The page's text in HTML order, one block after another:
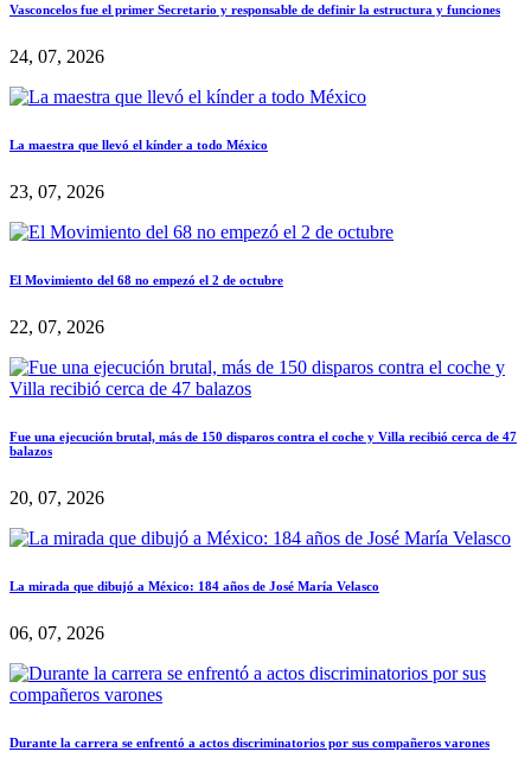
Vasconcelos fue el primer Secretario y responsable de definir la estructura y funciones
24, 07, 2026
La maestra que llevó el kínder a todo México
23, 07, 2026
El Movimiento del 68 no empezó el 2 de octubre
22, 07, 2026
Fue una ejecución brutal, más de 150 disparos contra el coche y Villa recibió cerca de 47
balazos
20, 07, 2026
La mirada que dibujó a México: 184 años de José María Velasco
06, 07, 2026
Durante la carrera se enfrentó a actos discriminatorios por sus compañeros varones